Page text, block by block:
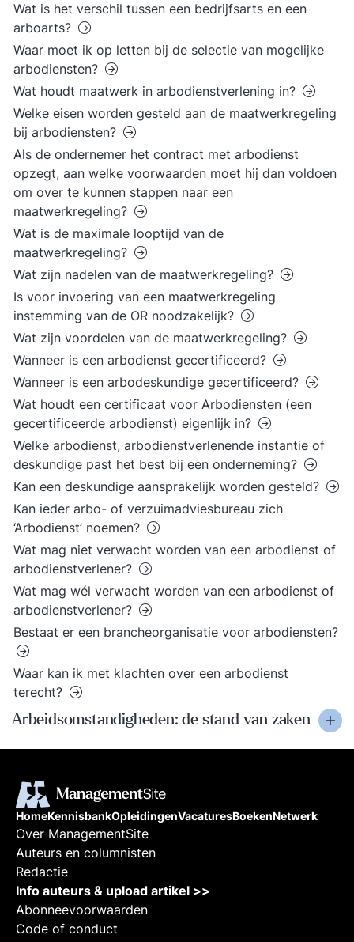
Wat is het verschil tussen een bedrijfsarts en een
arboarts?
Waar moet ik op letten bij de selectie van mogelijke
arbodiensten?
Wat houdt maatwerk in arbodienstverlening in?
Welke eisen worden gesteld aan de maatwerkregeling
bij arbodiensten?
Als de ondernemer het contract met arbodienst
opzegt, aan welke voorwaarden moet hij dan voldoen
om over te kunnen stappen naar een
maatwerkregeling?
Wat is de maximale looptijd van de
maatwerkregeling?
Wat zijn nadelen van de maatwerkregeling?
Is voor invoering van een maatwerkregeling
instemming van de OR noodzakelijk?
Wat zijn voordelen van de maatwerkregeling?
Wanneer is een arbodienst gecertificeerd?
Wanneer is een arbodeskundige gecertificeerd?
Wat houdt een certificaat voor Arbodiensten (een
gecertificeerde arbodienst) eigenlijk in?
Welke arbodienst, arbodienstverlenende instantie of
deskundige past het best bij een onderneming?
Kan een deskundige aansprakelijk worden gesteld?
Kan ieder arbo- of verzuimadviesbureau zich
‘Arbodienst’ noemen?
Wat mag niet verwacht worden van een arbodienst of
arbodienstverlener?
Wat mag wél verwacht worden van een arbodienst of
arbodienstverlener?
Bestaat er een brancheorganisatie voor arbodiensten?
Waar kan ik met klachten over een arbodienst
terecht?
Arbeidsomstandigheden: de stand van zaken
HomeKennisbankOpleidingenVacaturesBoekenNetwerk
Over ManagementSite
Auteurs en columnisten
Redactie
Info auteurs & upload artikel >>
Abonneevoorwaarden
Code of conduct